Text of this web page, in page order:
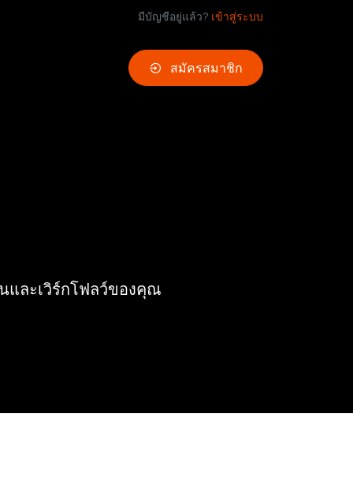
มีบัญชีอยู่แล้ว? เข้าสู่ระบบ
สมัครสมาชิก
และเวิร์กโฟลว์ของคุณ